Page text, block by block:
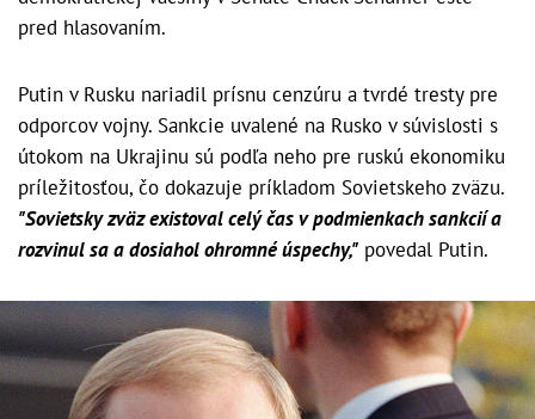
pred hlasovaním.
Putin v Rusku nariadil prísnu cenzúru a tvrdé tresty pre
odporcov vojny. Sankcie uvalené na Rusko v súvislosti s
útokom na Ukrajinu sú podľa neho pre ruskú ekonomiku
príležitosťou, čo dokazuje príkladom Sovietskeho zväzu.
"Sovietsky zväz existoval celý čas v podmienkach sankcií a
rozvinul sa a dosiahol ohromné úspechy," povedal Putin.